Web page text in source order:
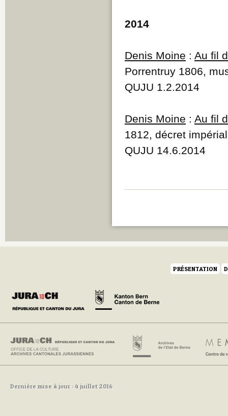
2014
Denis Moine : Au fil
Porrentruy 1806,
QUJU 1.2.2014
Denis Moine : Au fil
1812, décret
QUJU 14.6.2014
PRÉSENTATION
Dernière mise à jour : 4 juillet 2016